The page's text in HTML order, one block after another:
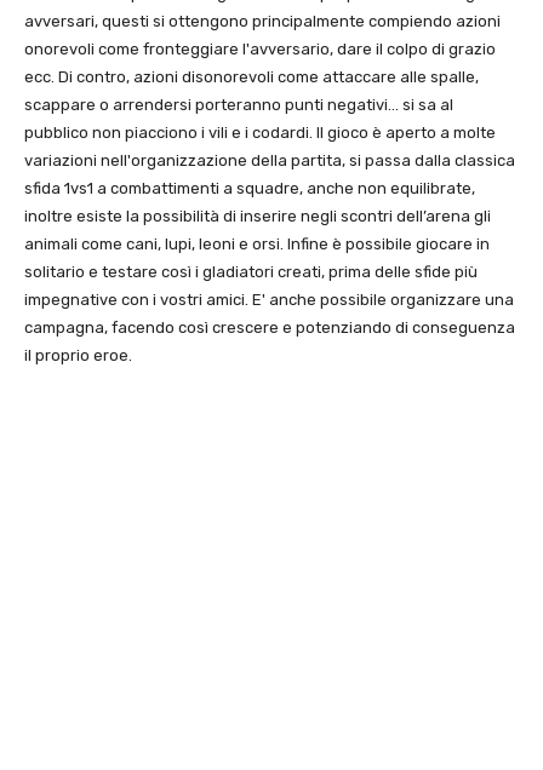
avversari, questi si ottengono principalmente compiendo azioni
onorevoli come fronteggiare l'avversario, dare il colpo di grazio
ecc. Di contro, azioni disonorevoli come attaccare alle spalle,
scappare o arrendersi porteranno punti negativi… si sa al
pubblico non piacciono i vili e i codardi. Il gioco è aperto a molte
variazioni nell'organizzazione della partita, si passa dalla classica
sfida 1vs1 a combattimenti a squadre, anche non equilibrate,
inoltre esiste la possibilità di inserire negli scontri dell’arena gli
animali come cani, lupi, leoni e orsi. Infine è possibile giocare in
solitario e testare così i gladiatori creati, prima delle sfide più
impegnative con i vostri amici. E' anche possibile organizzare una
campagna, facendo così crescere e potenziando di conseguenza
il proprio eroe.